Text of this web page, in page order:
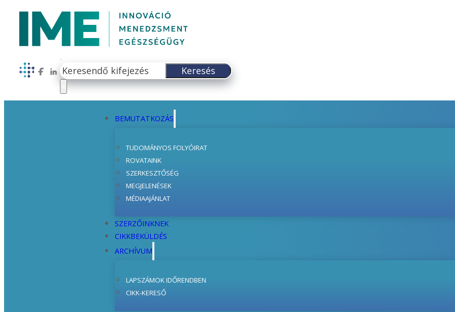
Follow us on Facebook
Follow us on LinkedIn
Keresés
Keresés
BEMUTATKOZÁS
TUDOMÁNYOS FOLYÓIRAT
ROVATAINK
SZERKESZTŐSÉG
MEGJELENÉSEK
MÉDIAAJÁNLAT
SZERZŐINKNEK
CIKKBEKÜLDÉS
ARCHÍVUM
LAPSZÁMOK IDŐRENDBEN
CIKK-KERESŐ